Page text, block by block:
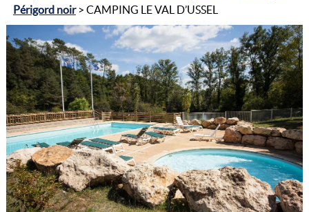
Périgord noir > CAMPING LE VAL D’USSEL